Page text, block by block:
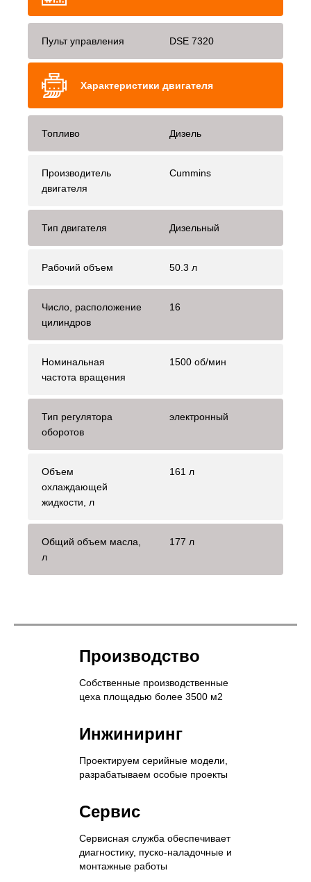
Пульт управления DSE 7320
Характеристики двигателя
Топливо Дизель
Производитель
двигателя
Cummins
Тип двигателя Дизельный
Рабочий объем 50.3 л
Число, расположение
цилиндров
16
Номинальная
частота вращения
1500 об/мин
Тип регулятора
оборотов
электронный
Объем
охлаждающей
жидкости, л
161 л
Общий объем масла,
л
177 л
Производство
Собственные производственные
цеха площадью более 3500 м2
Инжиниринг
Проектируем серийные модели,
разрабатываем особые проекты
Сервис
Сервисная служба обеспечивает
диагностику, пуско-наладочные и
монтажные работы